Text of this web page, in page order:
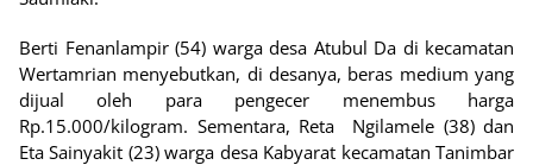
Berti Fenanlampir (54) warga desa Atubul Da di kecamatan
Wertamrian menyebutkan, di desanya, beras medium yang
dijual oleh para pengecer menembus harga
Rp.15.000/kilogram. Sementara, Reta Ngilamele (38) dan
Eta Sainyakit (23) warga desa Kabyarat kecamatan Tanimbar